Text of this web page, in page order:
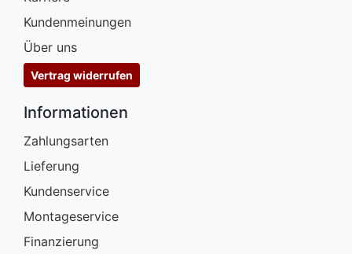
Kundenmeinungen
Über uns
Vertrag widerrufen
Informationen
Zahlungsarten
Lieferung
Kundenservice
Montageservice
Finanzierung